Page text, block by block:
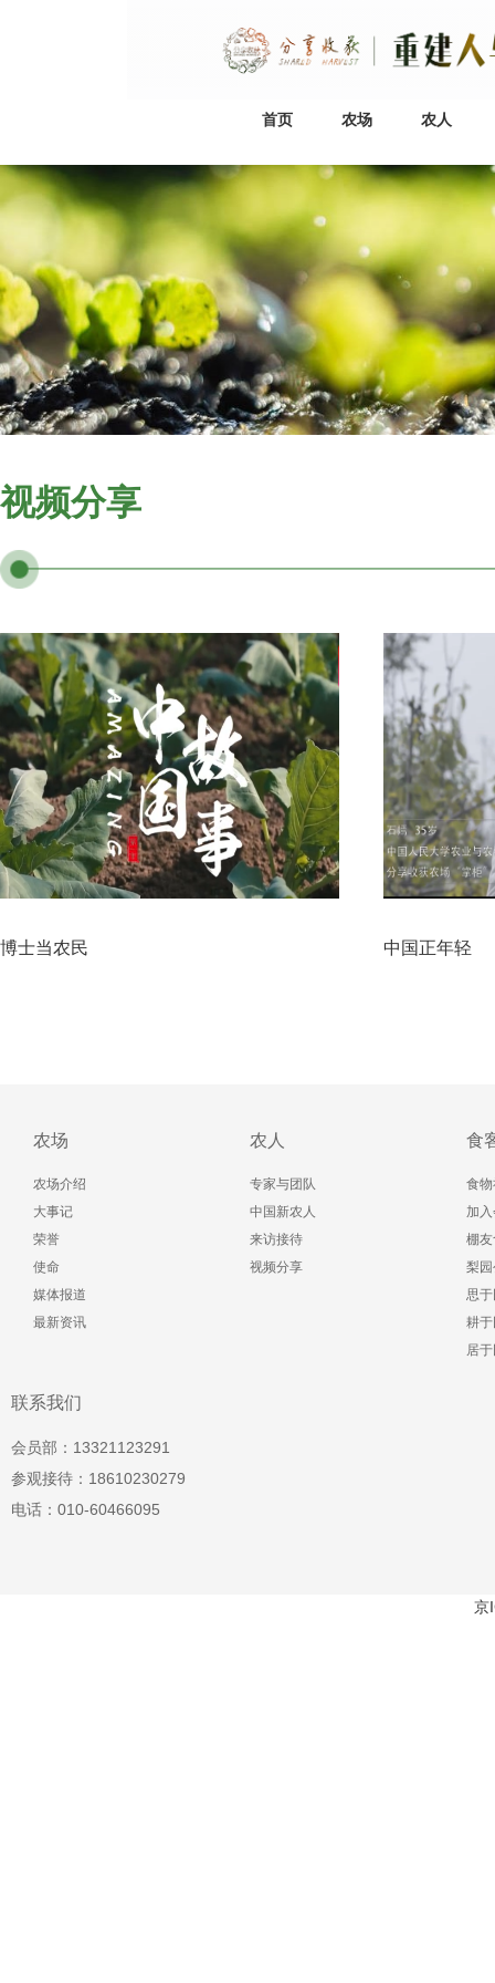
首页 农场 农人
视频分享
博士当农民 中国正年轻
农场
农场介绍
大事记
荣誉
使命
媒体报道
最新资讯
农人
专家与团队
中国新农人
来访接待
视频分享
食
食
加
棚
梨
思
耕
居
联系我们
会员部：13321123291
参观接待：18610230279
电话：010-60466095
京